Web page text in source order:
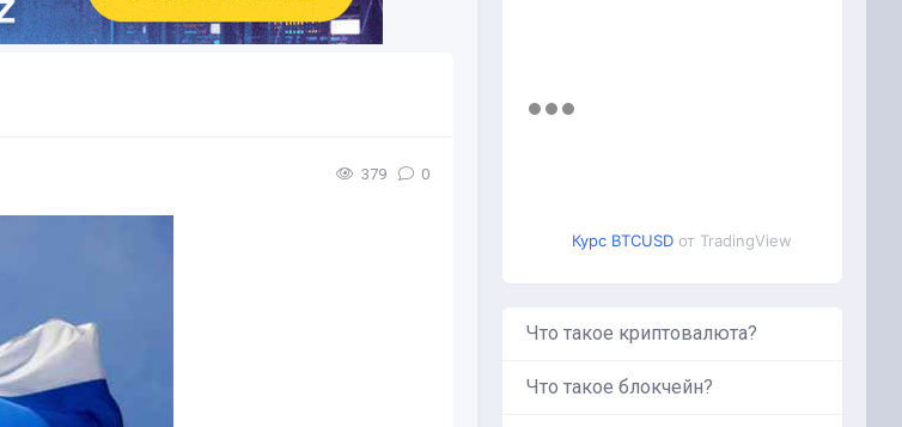
379 0
Курс BTCUSD от TradingView
Что такое криптовалюта?
Что такое блокчейн?